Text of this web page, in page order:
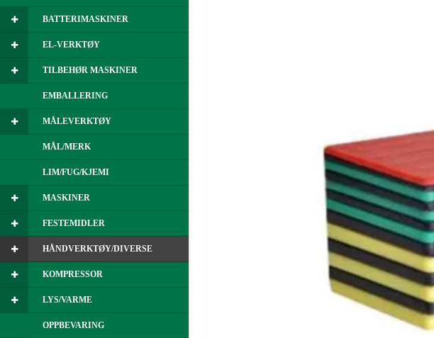
BATTERIMASKINER
EL-VERKTØY
TILBEHØR MASKINER
EMBALLERING
MÅLEVERKTØY
MÅL/MERK
LIM/FUG/KJEMI
MASKINER
FESTEMIDLER
HÅNDVERKTØY/DIVERSE
KOMPRESSOR
LYS/VARME
OPPBEVARING